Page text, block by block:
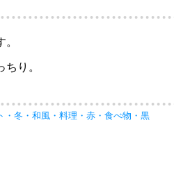
り。
・ 冬 ・ 和風・ 料理 ・ 赤・ 食べ物 ・ 黒